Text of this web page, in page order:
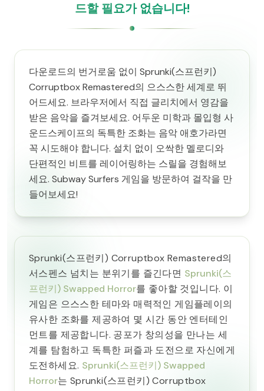
드할 필요가 없습니다!
다운로드의 번거로움 없이 Sprunki(스프런키)
Corruptbox Remastered의 으스스한 세계로 뛰
어드세요. 브라우저에서 직접 글리치에서 영감을
받은 음악을 즐겨보세요. 어두운 미학과 몰입형 사
운드스케이프의 독특한 조화는 음악 애호가라면
꼭 시도해야 합니다. 설치 없이 오싹한 멜로디와
단편적인 비트를 레이어링하는 스릴을 경험해보
세요. Subway Surfers 게임을 방문하여 걸작을 만
들어보세요!
Sprunki(스프런키) Corruptbox Remastered의
서스펜스 넘치는 분위기를 즐긴다면 Sprunki(스
프런키) Swapped Horror를 좋아할 것입니다. 이
게임은 으스스한 테마와 매력적인 게임플레이의
유사한 조화를 제공하여 몇 시간 동안 엔터테인
먼트를 제공합니다. 공포가 창의성을 만나는 세
계를 탐험하고 독특한 퍼즐과 도전으로 자신에게
도전하세요. Sprunki(스프런키) Swapped
Horror는 Sprunki(스프런키) Corruptbox